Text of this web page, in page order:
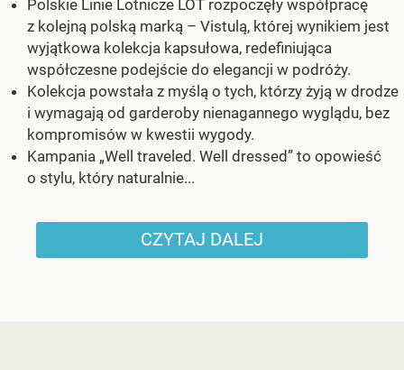
Polskie Linie Lotnicze LOT rozpoczęły współpracę
z kolejną polską marką – Vistulą, której wynikiem jest
wyjątkowa kolekcja kapsułowa, redefiniująca
współczesne podejście do elegancji w podróży.
Kolekcja powstała z myślą o tych, którzy żyją w drodze
i wymagają od garderoby nienagannego wyglądu, bez
kompromisów w kwestii wygody.
Kampania „Well traveled. Well dressed” to opowieść
o stylu, który naturalnie...
CZYTAJ DALEJ